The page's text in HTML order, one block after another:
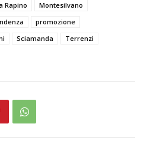
Rapino
Montesilvano
promozione
Sciamanda
Terrenzi